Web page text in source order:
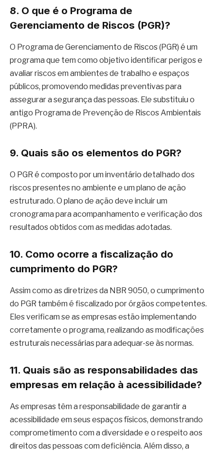
8. O que é o Programa de
Gerenciamento de Riscos (PGR)?
O Programa de Gerenciamento de Riscos (PGR) é um
programa que tem como objetivo identificar perigos e
avaliar riscos em ambientes de trabalho e espaços
públicos, promovendo medidas preventivas para
assegurar a segurança das pessoas. Ele substituiu o
antigo Programa de Prevenção de Riscos Ambientais
(PPRA).
9. Quais são os elementos do PGR?
O PGR é composto por um inventário detalhado dos
riscos presentes no ambiente e um plano de ação
estruturado. O plano de ação deve incluir um
cronograma para acompanhamento e verificação dos
resultados obtidos com as medidas adotadas.
10. Como ocorre a fiscalização do
cumprimento do PGR?
Assim como as diretrizes da NBR 9050, o cumprimento
do PGR também é fiscalizado por órgãos competentes.
Eles verificam se as empresas estão implementando
corretamente o programa, realizando as modificações
estruturais necessárias para adequar-se às normas.
11. Quais são as responsabilidades das
empresas em relação à acessibilidade?
As empresas têm a responsabilidade de garantir a
acessibilidade em seus espaços físicos, demonstrando
comprometimento com a diversidade e o respeito aos
direitos das pessoas com deficiência. Além disso, a